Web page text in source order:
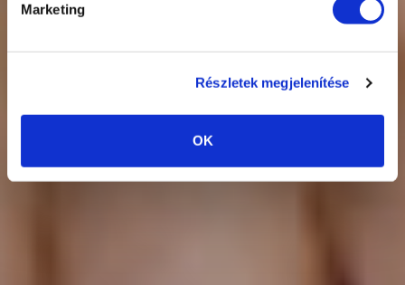
Marketing
Részletek megjelenítése
OK